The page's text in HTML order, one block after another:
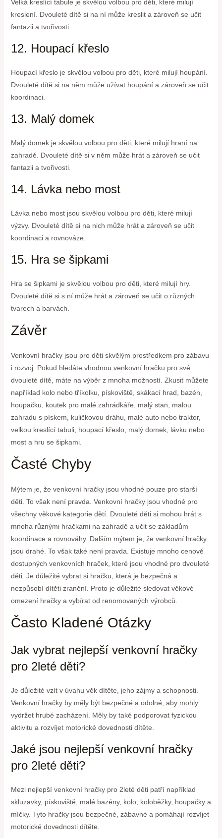
Velká kreslící tabule je skvělou volbou pro děti, které milují
kreslení. Dvouleté dítě si na ní může kreslit a zároveň se učit
fantazii a tvořivosti.
12. Houpací křeslo
Houpací křeslo je skvělou volbou pro děti, které milují houpání.
Dvouleté dítě si na něm může užívat houpání a zároveň se učit
koordinaci.
13. Malý domek
Malý domek je skvělou volbou pro děti, které milují hraní na
zahradě. Dvouleté dítě si v něm může hrát a zároveň se učit
fantazii a tvořivosti.
14. Lávka nebo most
Lávka nebo most jsou skvělou volbou pro děti, které milují
výzvy. Dvouleté dítě si na nich může hrát a zároveň se učit
koordinaci a rovnováze.
15. Hra se šipkami
Hra se šipkami je skvělou volbou pro děti, které milují hry.
Dvouleté dítě si s ní může hrát a zároveň se učit o různých
tvarech a barvách.
Závěr
Venkovní hračky jsou pro děti skvělým prostředkem pro zábavu
i rozvoj. Pokud hledáte vhodnou venkovní hračku pro své
dvouleté dítě, máte na výběr z mnoha možností. Zkusit můžete
například kolo nebo tříkolku, pískoviště, skákací hrad, bazén,
houpačku, koutek pro malé zahrádkáře, malý stan, malou
zahradu s pískem, kuličkovou dráhu, malé auto nebo traktor,
velkou kreslící tabuli, houpací křeslo, malý domek, lávku nebo
most a hru se šipkami.
Časté Chyby
Mýtem je, že venkovní hračky jsou vhodné pouze pro starší
děti. To však není pravda. Venkovní hračky jsou vhodné pro
všechny věkové kategorie dětí. Dvouleté děti si mohou hrát s
mnoha různými hračkami na zahradě a učit se základům
koordinace a rovnováhy. Dalším mýtem je, že venkovní hračky
jsou drahé. To však také není pravda. Existuje mnoho cenově
dostupných venkovních hraček, které jsou vhodné pro dvouleté
děti. Je důležité vybrat si hračku, která je bezpečná a
nezpůsobí dítěti zranění. Proto je důležité sledovat věkové
omezení hračky a vybírat od renomovaných výrobců.
Často Kladené Otázky
Jak vybrat nejlepší venkovní hračky
pro 2leté děti?
Je důležité vzít v úvahu věk dítěte, jeho zájmy a schopnosti.
Venkovní hračky by měly být bezpečné a odolné, aby mohly
vydržet hrubé zacházení. Měly by také podporovat fyzickou
aktivitu a rozvíjet motorické dovednosti dítěte.
Jaké jsou nejlepší venkovní hračky
pro 2leté děti?
Mezi nejlepší venkovní hračky pro 2leté děti patří například
skluzavky, pískoviště, malé bazény, kolo, koloběžky, houpačky a
míčky. Tyto hračky jsou bezpečné, zábavné a pomáhají rozvíjet
motorické dovednosti dítěte.